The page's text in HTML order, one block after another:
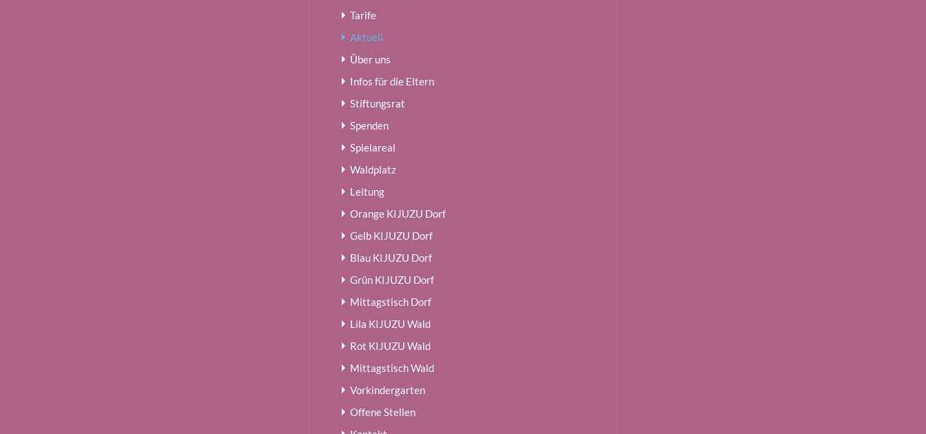
Tarife
Aktuell
Über uns
Infos für die Eltern
Stiftungsrat
Spenden
Spielareal
Waldplatz
Leitung
Orange KIJUZU Dorf
Gelb KIJUZU Dorf
Blau KIJUZU Dorf
Grün KIJUZU Dorf
Mittagstisch Dorf
Lila KIJUZU Wald
Rot KIJUZU Wald
Mittagstisch Wald
Vorkindergarten
Offene Stellen